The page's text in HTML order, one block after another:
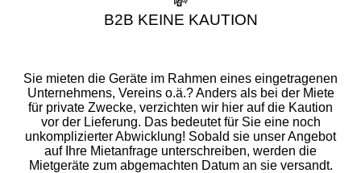
B2B KEINE KAUTION
Sie mieten die Geräte im Rahmen eines eingetragenen
Unternehmens, Vereins o.ä.? Anders als bei der Miete
für private Zwecke, verzichten wir hier auf die Kaution
vor der Lieferung. Das bedeutet für Sie eine noch
unkomplizierter Abwicklung! Sobald sie unser Angebot
auf Ihre Mietanfrage unterschreiben, werden die
Mietgeräte zum abgemachten Datum an sie versandt.